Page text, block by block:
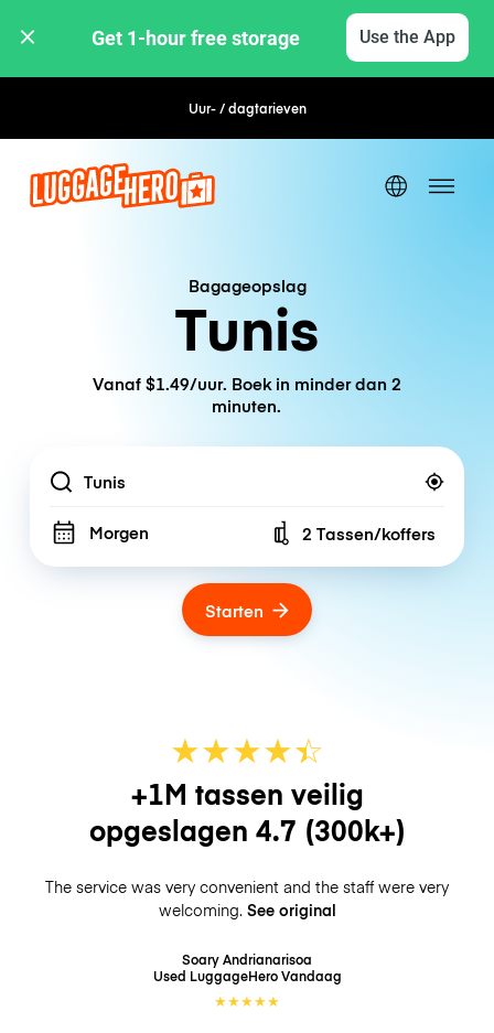
Get 1-hour free storage Use the App
Uur- / dagtarievenFlexibel boeken
Bagageopslag
Tunis
Vanaf $1.49/uur. Boek in minder dan 2
minuten.
Location
Morgen Number of bags
2 Tassen/koffers
Starten
★★★★☆
★
+1M tassen veilig
opgeslagen 4.7 (300k+)
The service was very convenient and the staff were very
welcoming. See original
Soary Andrianarisoa
Used LuggageHeroVandaag
★★★★★